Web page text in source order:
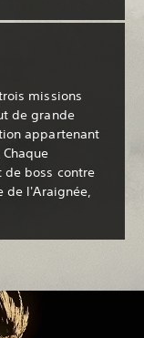
missions
de grande
appartenant
de boss contre
de l'Araignée,